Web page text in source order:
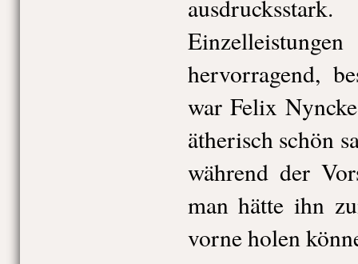
hervorragend,
war Felix
ätherisch schön
während der
man hätte ihn
vorne holen